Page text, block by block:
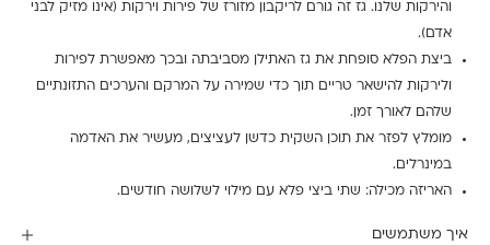
והירקות שלנו. גז זה גורם לריקבון מזורז של פירות וירקות (אינו מזיק לבני
אדם).
ביצת הפלא סופחת את גז האתילן מסביבתה ובכך מאפשרת לפירות
ולירקות להישאר טריים תוך כדי שמירה על המרקם והערכים התזונתיים
שלהם לאורך זמן.
מומלץ לפזר את תוכן השקית כדשן לעציצים, מעשיר את האדמה
במינרלים.
האריזה מכילה: שתי ביצי פלא עם מילוי לשלושה חודשים.
איך משתמשים